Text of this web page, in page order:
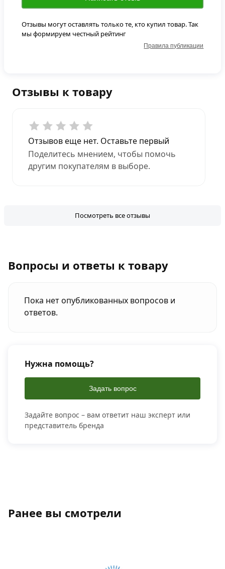
Отзывы к товару
Отзывов еще нет. Оставьте первый
Поделитесь мнением, чтобы помочь
другим покупателям в выборе.
Посмотреть все отзывы
Отзывы могут оставлять только те, кто купил товар. Так
мы формируем честный рейтинг
Правила публикации
Вопросы и ответы к товару
Пока нет опубликованных вопросов и
ответов.
Нужна помощь?
Задать вопрос
Задайте вопрос – вам ответит наш эксперт или
представитель бренда
Ранее вы смотрели